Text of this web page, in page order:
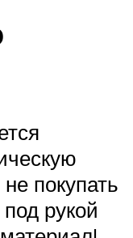
покупать
рукой